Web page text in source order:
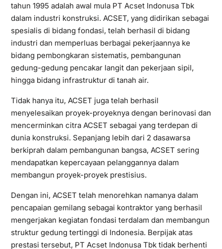
tahun 1995 adalah awal mula PT Acset Indonusa Tbk
dalam industri konstruksi. ACSET, yang didirikan sebagai
spesialis di bidang fondasi, telah berhasil di bidang
industri dan memperluas berbagai pekerjaannya ke
bidang pembongkaran sistematis, pembangunan
gedung-gedung pencakar langit dan pekerjaan sipil,
hingga bidang infrastruktur di tanah air.
Tidak hanya itu, ACSET juga telah berhasil
menyelesaikan proyek-proyeknya dengan berinovasi dan
mencerminkan citra ACSET sebagai yang terdepan di
dunia konstruksi. Sepanjang lebih dari 2 dasawarsa
berkiprah dalam pembangunan bangsa, ACSET sering
mendapatkan kepercayaan pelanggannya dalam
membangun proyek-proyek prestisius.
Dengan ini, ACSET telah menorehkan namanya dalam
pencapaian gemilang sebagai kontraktor yang berhasil
mengerjakan kegiatan fondasi terdalam dan membangun
struktur gedung tertinggi di Indonesia. Berpijak atas
prestasi tersebut, PT Acset Indonusa Tbk tidak berhenti